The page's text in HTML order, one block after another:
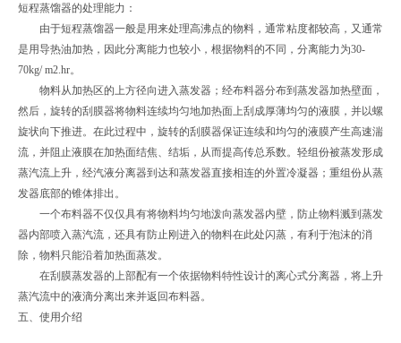
短程蒸馏器的处理能力：
由于短程蒸馏器一般是用来处理高沸点的物料，通常粘度都较高，又通常
是用导热油加热，因此分离能力也较小，根据物料的不同，分离能力为30-
70kg/ m2.hr。
物料从加热区的上方径向进入蒸发器；经布料器分布到蒸发器加热壁面，
然后，旋转的刮膜器将物料连续均匀地加热面上刮成厚薄均匀的液膜，并以螺
旋状向下推进。在此过程中，旋转的刮膜器保证连续和均匀的液膜产生高速湍
流，并阻止液膜在加热面结焦、结垢，从而提高传总系数。轻组份被蒸发形成
蒸汽流上升，经汽液分离器到达和蒸发器直接相连的外置冷凝器；重组份从蒸
发器底部的锥体排出。
一个布料器不仅仅具有将物料均匀地泼向蒸发器内壁，防止物料溅到蒸发
器内部喷入蒸汽流，还具有防止刚进入的物料在此处闪蒸，有利于泡沫的消
除，物料只能沿着加热面蒸发。
在刮膜蒸发器的上部配有一个依据物料特性设计的离心式分离器，将上升
蒸汽流中的液滴分离出来并返回布料器。
五、使用介绍